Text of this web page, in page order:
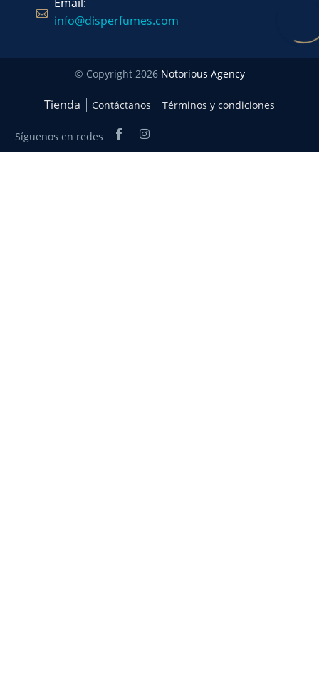
info@disperfumes.com
© Copyright 2026 Notorious Agency
Tienda Contáctanos Términos y condiciones
Síguenos en redes